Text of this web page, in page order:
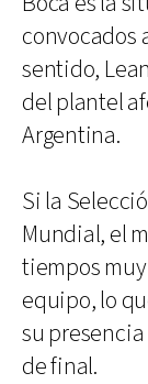
convocados
sentido,
del plantel
Argentina.
Si la
Mundial, el
tiempos
equipo, lo
su
de final.